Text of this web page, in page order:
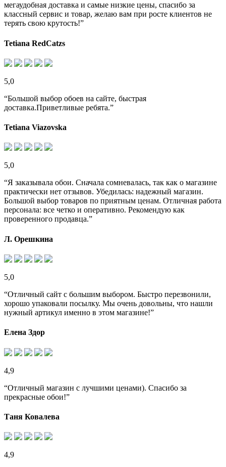
мегаудобная доставка и самые низкие цены, спасибо за
классный сервис и товар, желаю вам при росте клиентов не
терять свою крутость!”
Tetiana RedCatzs
5,0
“Большой выбор обоев на сайте, быстрая
доставка.Приветливые ребята.”
Tetiana Viazovska
5,0
“Я заказывала обои. Сначала сомневалась, так как о магазине
практически нет отзывов. Убедилась: надежный магазин.
Большой выбор товаров по приятным ценам. Отличная работа
персонала: все четко и оперативно. Рекомендую как
проверенного продавца.”
Л. Орешкина
5,0
“Отличный сайт с большим выбором. Быстро перезвонили,
хорошо упаковали посылку. Мы очень довольны, что нашли
нужный артикул именно в этом магазине!”
Елена Здор
4,9
“Отличный магазин с лучшими ценами). Спасибо за
прекрасные обои!”
Таня Ковалева
4,9